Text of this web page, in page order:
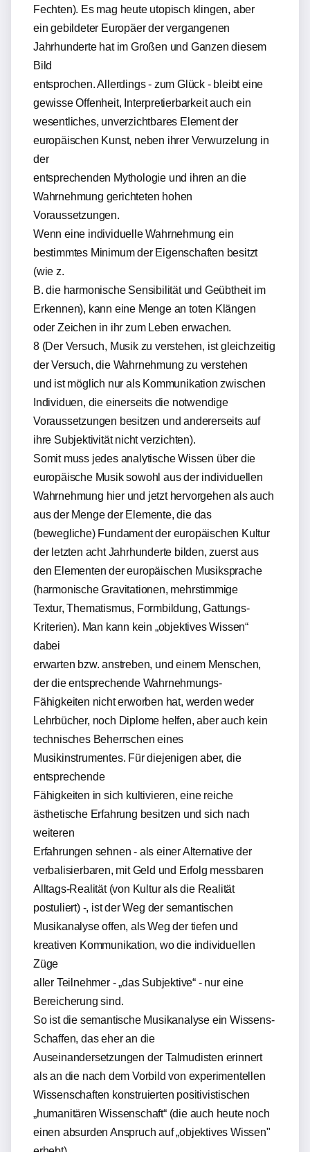
Fechten). Es mag heute utopisch klingen, aber
ein gebildeter Europäer der vergangenen
Jahrhunderte hat im Großen und Ganzen diesem
Bild
entsprochen. Allerdings - zum Glück - bleibt eine
gewisse Offenheit, Interpretierbarkeit auch ein
wesentliches, unverzichtbares Element der
europäischen Kunst, neben ihrer Verwurzelung in
der
entsprechenden Mythologie und ihren an die
Wahrnehmung gerichteten hohen
Voraussetzungen.
Wenn eine individuelle Wahrnehmung ein
bestimmtes Minimum der Eigenschaften besitzt
(wie z.
B. die harmonische Sensibilität und Geübtheit im
Erkennen), kann eine Menge an toten Klängen
oder Zeichen in ihr zum Leben erwachen.
8 (Der Versuch, Musik zu verstehen, ist gleichzeitig
der Versuch, die Wahrnehmung zu verstehen
und ist möglich nur als Kommunikation zwischen
Individuen, die einerseits die notwendige
Voraussetzungen besitzen und andererseits auf
ihre Subjektivität nicht verzichten).
Somit muss jedes analytische Wissen über die
europäische Musik sowohl aus der individuellen
Wahrnehmung hier und jetzt hervorgehen als auch
aus der Menge der Elemente, die das
(bewegliche) Fundament der europäischen Kultur
der letzten acht Jahrhunderte bilden, zuerst aus
den Elementen der europäischen Musiksprache
(harmonische Gravitationen, mehrstimmige
Textur, Thematismus, Formbildung, Gattungs-
Kriterien). Man kann kein „objektives Wissen“
dabei
erwarten bzw. anstreben, und einem Menschen,
der die entsprechende Wahrnehmungs-
Fähigkeiten nicht erworben hat, werden weder
Lehrbücher, noch Diplome helfen, aber auch kein
technisches Beherrschen eines
Musikinstrumentes. Für diejenigen aber, die
entsprechende
Fähigkeiten in sich kultivieren, eine reiche
ästhetische Erfahrung besitzen und sich nach
weiteren
Erfahrungen sehnen - als einer Alternative der
verbalisierbaren, mit Geld und Erfolg messbaren
Alltags-Realität (von Kultur als die Realität
postuliert) -, ist der Weg der semantischen
Musikanalyse offen, als Weg der tiefen und
kreativen Kommunikation, wo die individuellen
Züge
aller Teilnehmer - „das Subjektive“ - nur eine
Bereicherung sind.
So ist die semantische Musikanalyse ein Wissens-
Schaffen, das eher an die
Auseinandersetzungen der Talmudisten erinnert
als an die nach dem Vorbild von experimentellen
Wissenschaften konstruierten positivistischen
„humanitären Wissenschaft“ (die auch heute noch
einen absurden Anspruch auf „objektives Wissen"